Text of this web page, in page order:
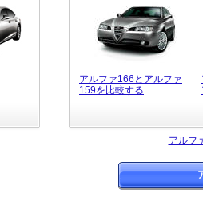
アルファ166とアルファ
159を比較する
アルフ